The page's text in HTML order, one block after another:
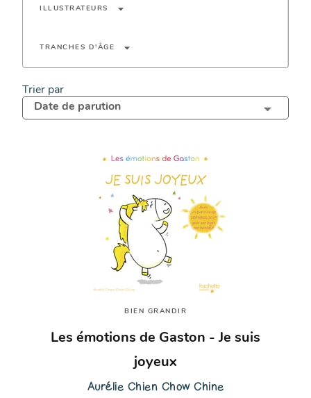
ILLUSTRATEURS arrow_drop_down
TRANCHES D'ÂGE arrow_drop_down
Trier par
Date de parution
BIEN GRANDIR
Les émotions de Gaston - Je suis
joyeux
Aurélie Chien Chow Chine